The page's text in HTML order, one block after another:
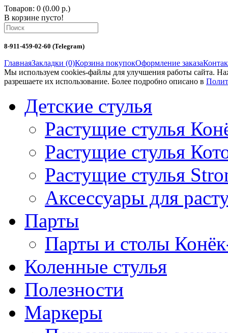
Товаров: 0 (0.00 р.)
В корзине пусто!
8-911-459-02-60 (Telegram)
ГлавнаяЗакладки (0)Корзина покупокОформление заказа
Мы используем cookies-файлы для улучшения работы сайта.
разрешаете их использование. Более подробно описано в
Детские стулья
Растущие стулья
Растущие стулья
Растущие стулья
Аксессуары для
Парты
Парты и столы
Коленныe стулья
Полезности
Маркеры